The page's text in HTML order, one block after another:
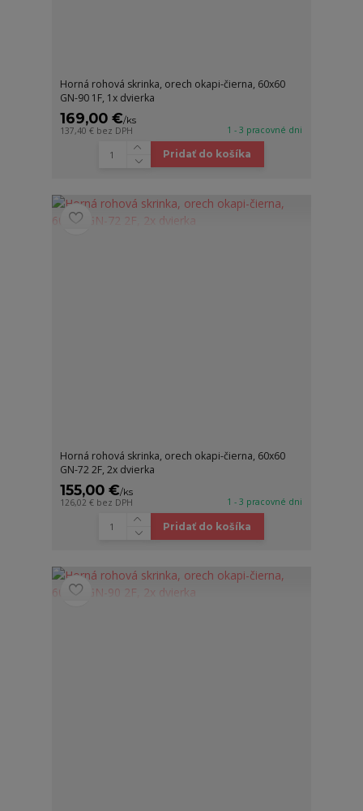
Horná rohová skrinka, orech okapi-čierna, 60x60
GN-90 1F, 1x dvierka
169,00 €/ks
137,40 € bez DPH 1 - 3 pracovné dni
Pridať do košíka
Horná rohová skrinka, orech okapi-čierna, 60x60
GN-72 2F, 2x dvierka
155,00 €/ks
126,02 € bez DPH 1 - 3 pracovné dni
Pridať do košíka